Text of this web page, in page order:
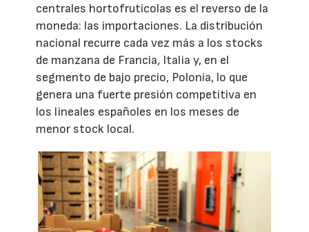
centrales hortofrutícolas es el reverso de la
moneda: las importaciones. La distribución
nacional recurre cada vez más a los stocks
de manzana de Francia, Italia y, en el
segmento de bajo precio, Polonia, lo que
genera una fuerte presión competitiva en
los lineales españoles en los meses de
menor stock local.